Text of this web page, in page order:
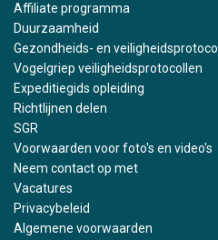
Affiliate programma
Duurzaamheid
Gezondheids- en veiligheidsprotocol
Vogelgriep veiligheidsprotocollen
Expeditiegids opleiding
Richtlijnen delen
SGR
Voorwaarden voor foto's en video's
Neem contact op met
Vacatures
Privacybeleid
Algemene voorwaarden